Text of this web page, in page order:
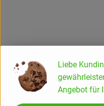
Info
Liebe
Angebot für